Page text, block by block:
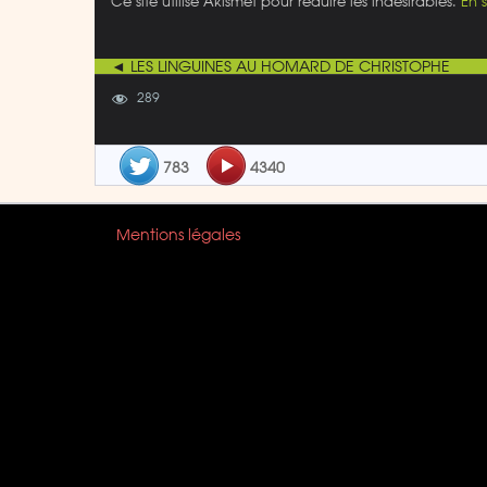
◄ LES LINGUINES AU HOMARD DE CHRISTOPHE
289
783 4340
Mentions légales